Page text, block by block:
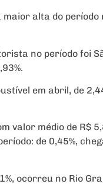
alta do período
no período foi
em abril, de
valor médio de R$
de 0,45%,
ocorreu no Rio